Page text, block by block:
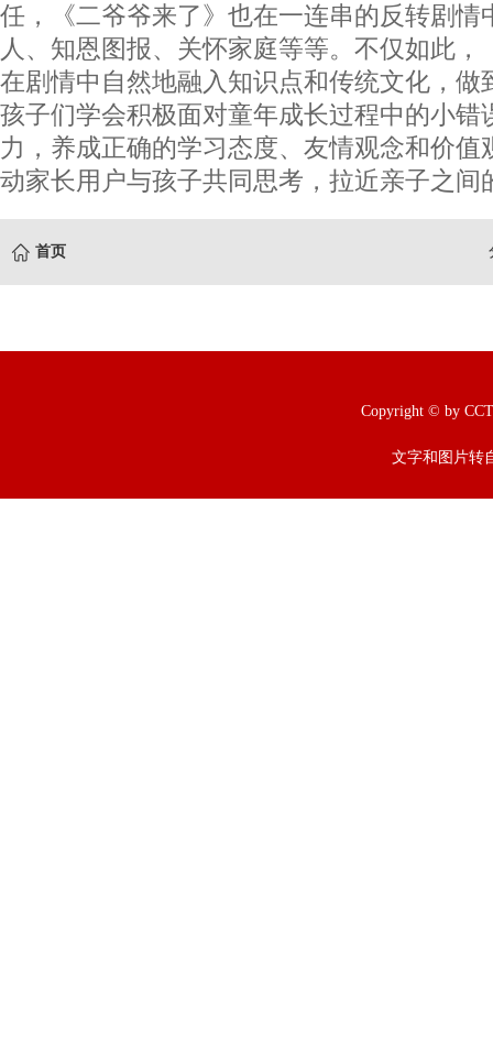
任，《二爷爷来了》也在一连串的反转剧情
人、知恩图报、关怀家庭等等。不仅如此，
在剧情中自然地融入知识点和传统文化，做
孩子们学会积极面对童年成长过程中的小错
力，养成正确的学习态度、友情观念和价值
动家长用户与孩子共同思考，拉近亲子之间
首页
Copyright © by
文字和图片转